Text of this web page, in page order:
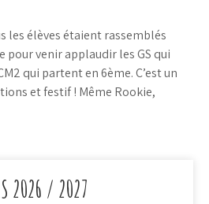
les élèves étaient rassemblés
pour venir applaudir les GS qui
qui partent en 6ème. C’est un
et festif ! Même Rookie,
2026 / 2027